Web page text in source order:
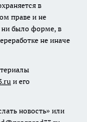
в
праве и не
ни было форме, в
не иначе
и его
новость» или